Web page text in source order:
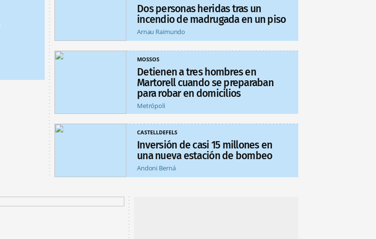
Dos personas heridas tras un
incendio de madrugada en un piso
Arnau Raimundo
MOSSOS
Detienen a tres hombres en
Martorell cuando se preparaban
para robar en domicilios
Metrópoli
CASTELLDEFELS
Inversión de casi 15 millones en
una nueva estación de bombeo
Andoni Berná